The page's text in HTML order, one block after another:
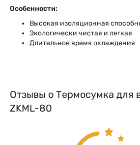
Особенности:
Высокая изоляционная
Экологически чистая и легкая
Длительное время охлаждения
Отзывы о Термосумка для
ZKML-80